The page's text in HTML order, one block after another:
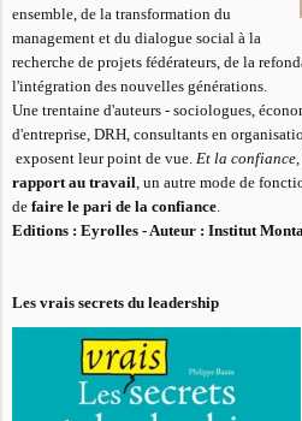
ensemble, de la transformation du
management et du dialogue social à la
recherche de projets fédérateurs, de la
l'intégration des nouvelles générations.
Une trentaine d'auteurs - sociologues,
d'entreprise, DRH, consultants en
exposent leur point de vue. Et la
rapport au travail , un autre mode de
defaire le pari de la confiance
Editions : Eyrolles - Auteur : Institut
Les vrais secrets du leadership